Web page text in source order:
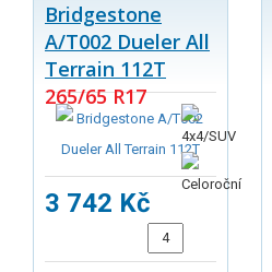
Bridgestone
A/T002 Dueler All
Terrain 112T
265/65 R17
3 742 Kč